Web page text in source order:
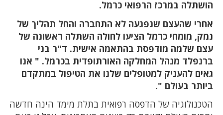
הושתלה במרכז הרפואי כרמל.
אחרי שהעצם שנפגעה לא התחברה והחל תהליך של
נמק, מומחי כרמל הציעו לחולה השתלה ראשונה של
עצם שלמה מודפסת בהתאמה אישית. ד"ר בני
ברנפלד מנהל המחלקה האורתופדית בכרמל. " אנו
גאים להעניק למטופלים שלנו את הטיפול במתקדם
ביותר בעולם ".
הטכנולוגיה של הדפסה רפואית בתלת מימד הינה חדשה